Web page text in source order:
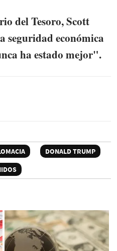
del Tesoro, Scott
seguridad económica
ha estado mejor".
DONALD TRUMP